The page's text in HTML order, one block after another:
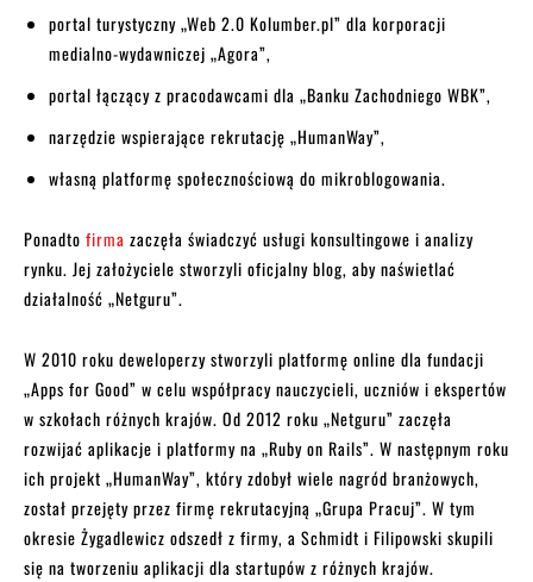
portal turystyczny „Web 2.0 Kolumber.pl” dla korporacji
medialno-wydawniczej „Agora”,
portal łączący z pracodawcami dla „Banku Zachodniego WBK”,
narzędzie wspierające rekrutację „HumanWay”,
własną platformę społecznościową do mikroblogowania.
Ponadto firma zaczęła świadczyć usługi konsultingowe i analizy
rynku. Jej założyciele stworzyli oficjalny blog, aby naświetlać
działalność „Netguru”.
W 2010 roku deweloperzy stworzyli platformę online dla fundacji
„Apps for Good” w celu współpracy nauczycieli, uczniów i ekspertów
w szkołach różnych krajów. Od 2012 roku „Netguru” zaczęła
rozwijać aplikacje i platformy na „Ruby on Rails”. W następnym roku
ich projekt „HumanWay”, który zdobył wiele nagród branżowych,
został przejęty przez firmę rekrutacyjną „Grupa Pracuj”. W tym
okresie Żygadlewicz odszedł z firmy, a Schmidt i Filipowski skupili
się na tworzeniu aplikacji dla startupów z różnych krajów.